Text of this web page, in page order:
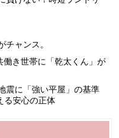
チャンス。
働き世帯に「乾太くん」が
震に「強い平屋」の基準
る安心の正体